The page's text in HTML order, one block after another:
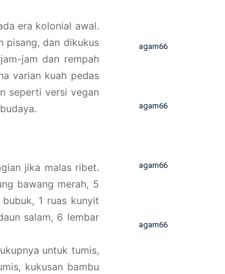
era kolonial awal.
pisang, dan dikukus
jam dan rempah
varian kuah pedas
seperti versi vegan
jika malas ribet.
bawang merah, 5
1 ruas kunyit
salam, 6 lembar
untuk tumis,
kukusan bambu
agam66
agam66
agam66
agam66